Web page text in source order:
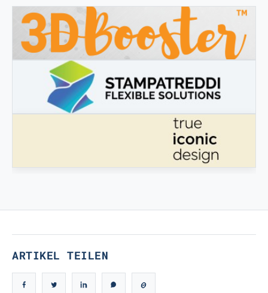
3DBOOSTER
3DBooster - Innovative Produkte für den 3D-Druck
ARTIKEL TEILEN